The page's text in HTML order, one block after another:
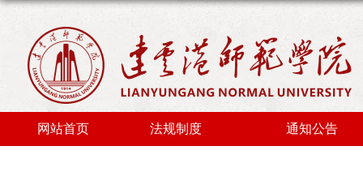
网站首页 法规制度 通知公告